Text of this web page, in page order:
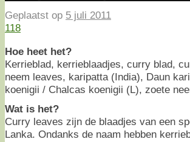
Geplaatst op 5 juli 2011
118
Hoe heet het?
Kerrieblad, kerrieblaadjes, curry blad,
neem leaves, karipatta (India), Daun
koenigii / Chalcas koenigii (L), zoete
Wat is het?
Curry leaves zijn de blaadjes van een
Lanka. Ondanks de naam hebben